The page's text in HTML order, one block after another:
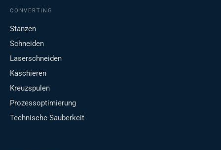
CONVERTING
Stanzen
Schneiden
Laserschneiden
Kaschieren
Kreuzspulen
Prozessoptimierung
Technische Sauberkeit